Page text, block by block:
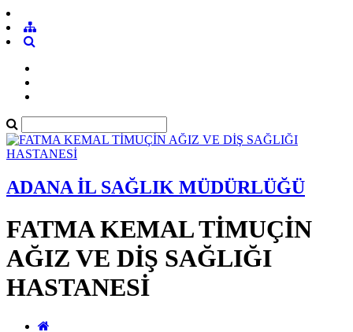
ADANA İL SAĞLIK MÜDÜRLÜĞÜ
FATMA KEMAL TİMUÇİN
AĞIZ VE DİŞ SAĞLIĞI
HASTANESİ